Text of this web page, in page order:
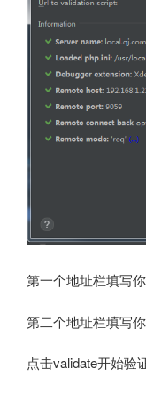
第一个地址栏填写
第二个地址栏填写
点击validate开始验